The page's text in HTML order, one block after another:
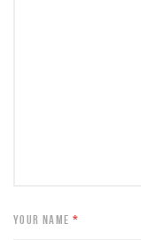
YOUR NAME*